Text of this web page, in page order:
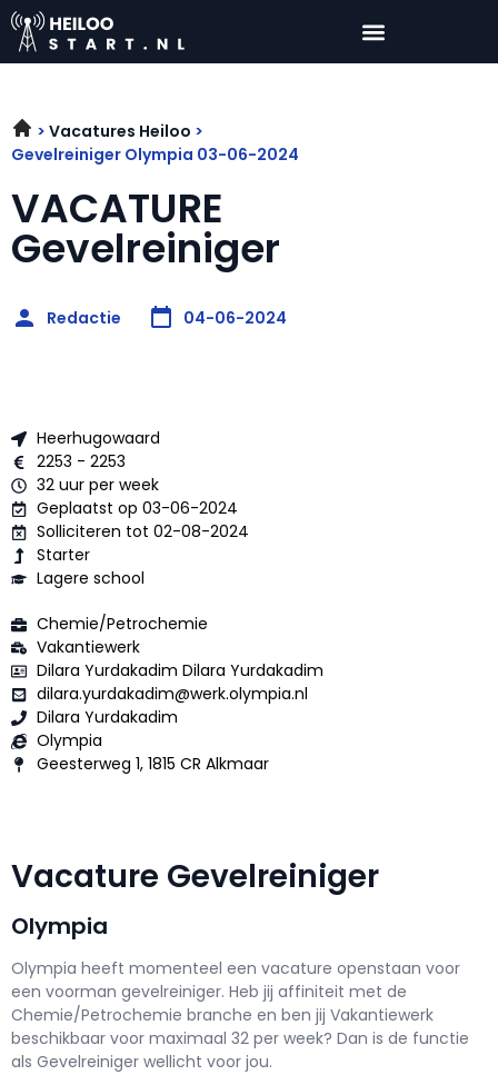
Vacatures Heiloo
Gevelreiniger Olympia 03-06-2024
VACATURE
Gevelreiniger
Redactie 04-06-2024
Heerhugowaard
2253 - 2253
32 uur per week
Geplaatst op 03-06-2024
Solliciteren tot 02-08-2024
Starter
Lagere school
Chemie/Petrochemie
Vakantiewerk
Dilara Yurdakadim Dilara Yurdakadim
dilara.yurdakadim@werk.olympia.nl
Dilara Yurdakadim
Olympia
Geesterweg 1, 1815 CR Alkmaar
Vacature Gevelreiniger
Olympia
Olympia heeft momenteel een vacature openstaan voor
een voorman gevelreiniger. Heb jij affiniteit met de
Chemie/Petrochemie branche en ben jij Vakantiewerk
beschikbaar voor maximaal 32 per week? Dan is de functie
als Gevelreiniger wellicht voor jou.